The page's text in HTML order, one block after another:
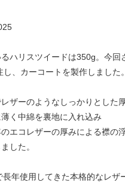
ハリスツイードは350g。今回
、カーコートを製作しました。
ザーのようなしっかりとした
く中綿を裏地に入れ込み
エコレザーの厚みによる襟の
した。
年使用してきた本格的なレザ